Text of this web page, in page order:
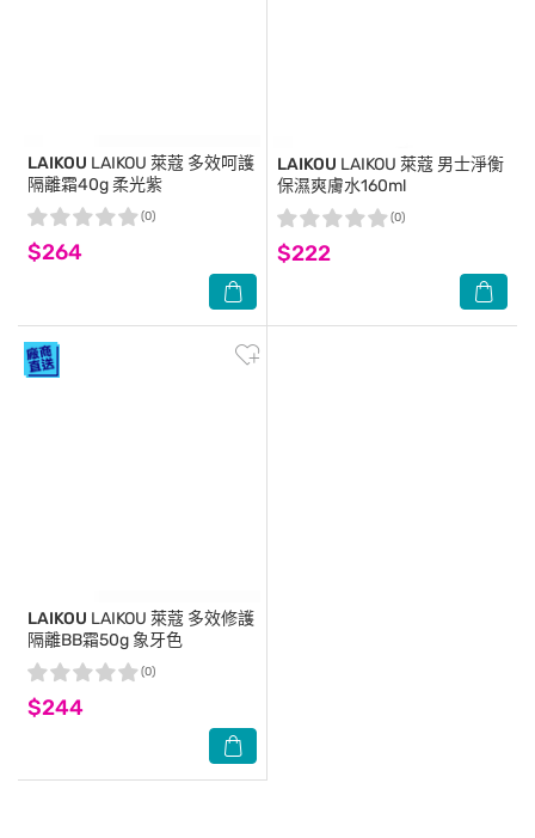
LAIKOU LAIKOU 萊蔻 多效呵護
隔離霜40g 柔光紫
$264
(0)
LAIKOU LAIKOU 萊蔻 男士淨衡
保濕爽膚水160ml
$222
(0)
LAIKOU LAIKOU 萊蔻 多效修護
隔離BB霜50g 象牙色
$244
(0)